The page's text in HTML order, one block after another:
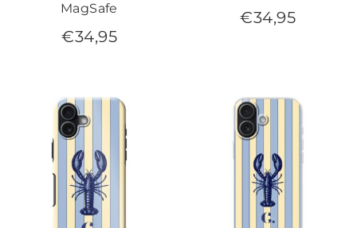
MagSafe
€34,95
€34,95